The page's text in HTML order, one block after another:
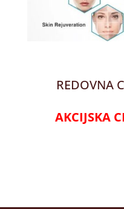
REDOVNA
AKCIJSKA